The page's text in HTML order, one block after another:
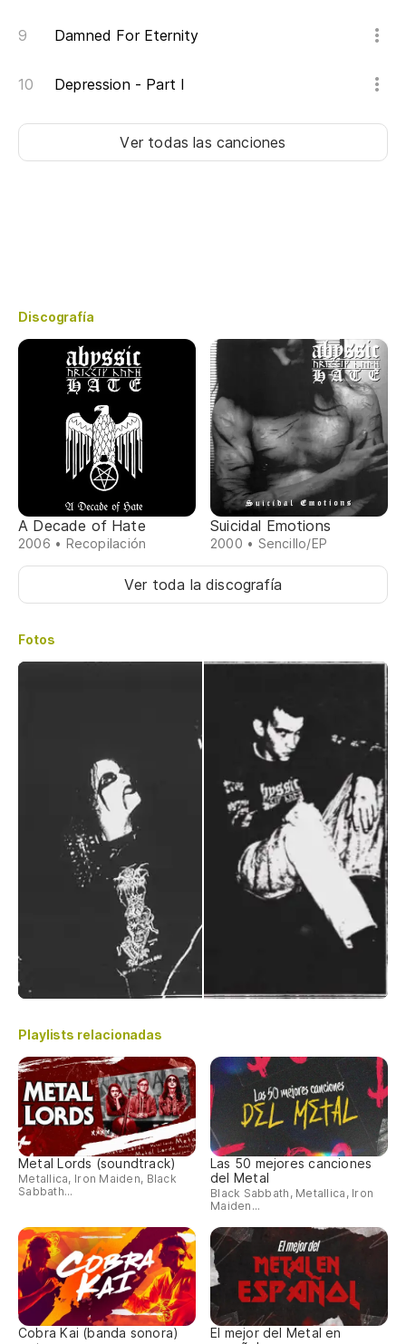
Damned For Eternity
Depression - Part I
Ver todas las canciones
Discografía
A Decade of Hate
2006 • Recopilación
Suicidal Emotions
2000 • Sencillo/EP
Ver toda la discografía
Fotos
Playlists relacionadas
Metal Lords (soundtrack)
Metallica, Iron Maiden, Black
Sabbath...
Las 50 mejores canciones
del Metal
Black Sabbath, Metallica, Iron
Maiden...
Cobra Kai (banda sonora)
El mejor del Metal en